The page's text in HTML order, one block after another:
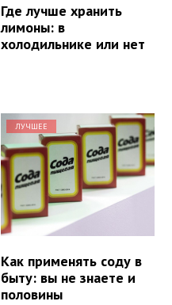
Где лучше хранить
лимоны: в
холодильнике или нет
ЛУЧШЕЕ
Как применять соду в
быту: вы не знаете и
половины